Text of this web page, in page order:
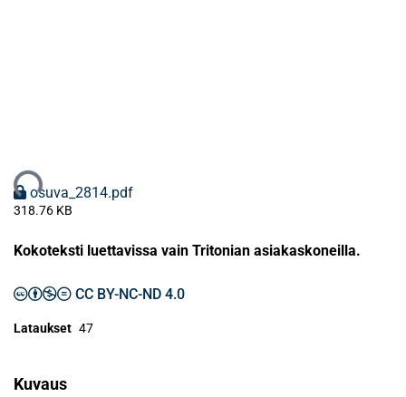
osuva_2814.pdf
318.76 KB
Kokoteksti luettavissa vain Tritonian asiakaskoneilla.
CC BY-NC-ND 4.0
Lataukset 47
Kuvaus